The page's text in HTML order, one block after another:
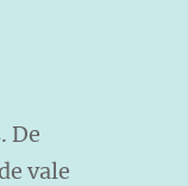
De
vale